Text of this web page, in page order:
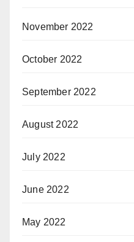
November 2022
October 2022
September 2022
August 2022
July 2022
June 2022
May 2022